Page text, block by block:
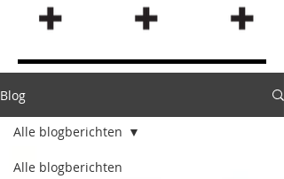
Blog
Alle blogberichten
Alle blogberichten